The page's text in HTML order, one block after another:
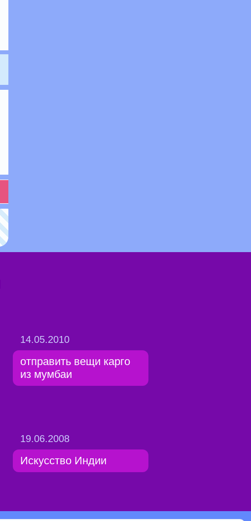
14.05.2010
отправить вещи карго
из мумбаи
19.06.2008
Искусство Индии